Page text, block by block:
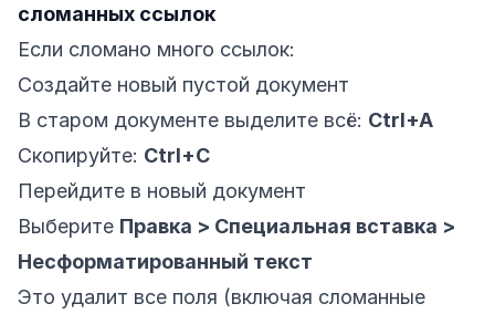
сломанных ссылок
Если сломано много ссылок:
Создайте новый пустой документ
В старом документе выделите всё: Ctrl+A
Скопируйте: Ctrl+C
Перейдите в новый документ
Выберите Правка > Специальная вставка >
Несформатированный текст
Это удалит все поля (включая сломанные